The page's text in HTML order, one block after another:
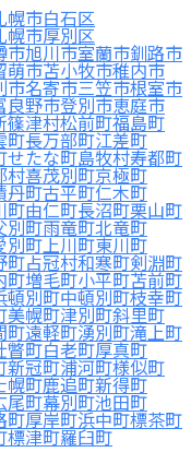
幌市白石区
幌市厚別区
市旭川市室蘭市釧路市
萌市苫小牧市稚内市
市名寄市三笠市根室市
良野市登別市恵庭市
篠津村松前町福島町
町長万部町江差町
せたな町島牧村寿都町
村喜茂別町京極町
丹町古平町仁木町
町由仁町長沼町栗山町
別町雨竜町北竜町
別町上川町東川町
町占冠村和寒町剣淵町
町増毛町小平町苫前町
頓別町中頓別町枝幸町
美幌町津別町斜里町
町遠軽町湧別町滝上町
瞥町白老町厚真町
新冠町浦河町様似町
幌町鹿追町新得町
尾町幕別町池田町
町厚岸町浜中町標茶町
標津町羅臼町